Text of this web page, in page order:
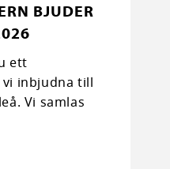
BJUDER
ett
inbjudna till
Vi samlas